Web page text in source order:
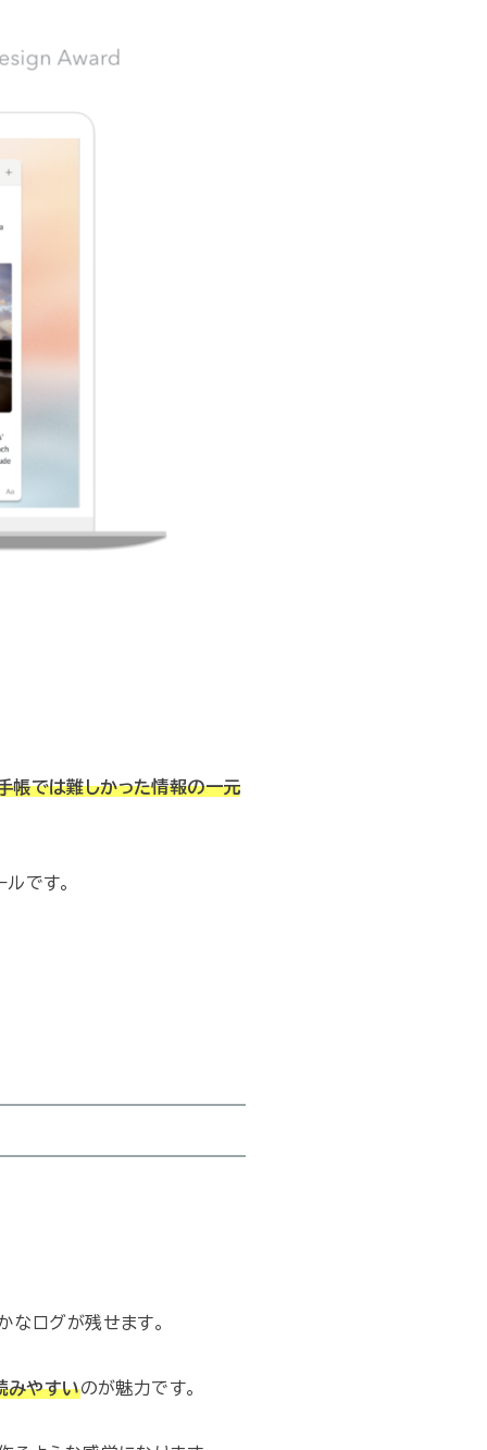
帳では難しかった情報の一元
です。
なログが残せます。
みやすいのが魅力です。